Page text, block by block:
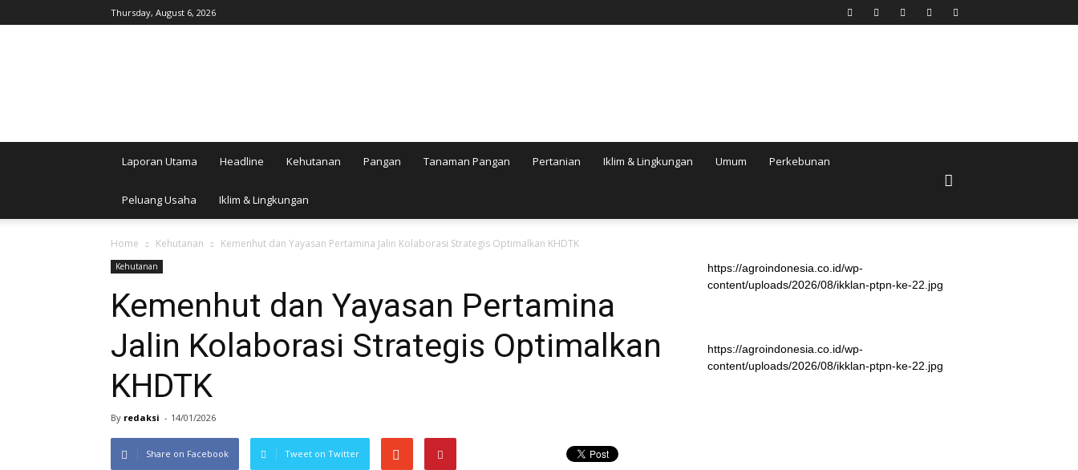
Thursday, August 6, 2026
Laporan Utama Headline Kehutanan Pangan Tanaman Pangan Pertanian Iklim & Lingkungan Umum Perkebunan
Peluang Usaha Iklim & Lingkungan
Home Kehutanan Kemenhut dan Yayasan Pertamina Jalin Kolaborasi Strategis Optimalkan KHDTK
Kehutanan
Kemenhut dan Yayasan Pertamina
Jalin Kolaborasi Strategis Optimalkan
KHDTK
By redaksi - 14/01/2026
Share on Facebook Tweet on Twitter
https://agroindonesia.co.id/wp-
content/uploads/2026/08/ikklan-ptpn-ke-22.jpg
https://agroindonesia.co.id/wp-
content/uploads/2026/08/ikklan-ptpn-ke-22.jpg